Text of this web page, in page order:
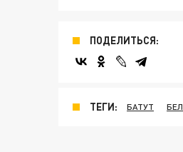
ПОДЕЛИТЬСЯ:
ТЕГИ: БАТУТ